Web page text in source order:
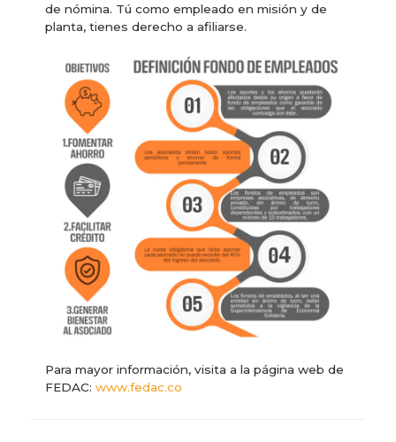
de nómina. Tú como empleado en misión y de
planta, tienes derecho a afiliarse.
Para mayor información, visita a la página web de
FEDAC: www.fedac.co